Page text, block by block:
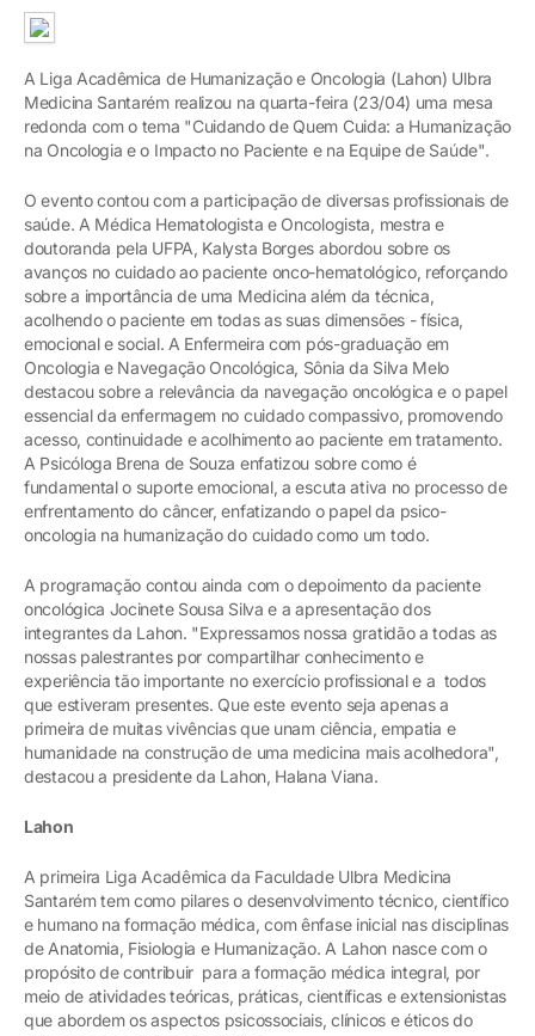
A Liga Acadêmica de Humanização e Oncologia (Lahon) Ulbra
Medicina Santarém realizou na quarta-feira (23/04) uma mesa
redonda com o tema "Cuidando de Quem Cuida: a Humanização
na Oncologia e o Impacto no Paciente e na Equipe de Saúde".
O evento contou com a participação de diversas profissionais de
saúde. A Médica Hematologista e Oncologista, mestra e
doutoranda pela UFPA, Kalysta Borges abordou sobre os
avanços no cuidado ao paciente onco-hematológico, reforçando
sobre a importância de uma Medicina além da técnica,
acolhendo o paciente em todas as suas dimensões - física,
emocional e social. A Enfermeira com pós-graduação em
Oncologia e Navegação Oncológica, Sônia da Silva Melo
destacou sobre a relevância da navegação oncológica e o papel
essencial da enfermagem no cuidado compassivo, promovendo
acesso, continuidade e acolhimento ao paciente em tratamento.
A Psicóloga Brena de Souza enfatizou sobre como é
fundamental o suporte emocional, a escuta ativa no processo de
enfrentamento do câncer, enfatizando o papel da psico-
oncologia na humanização do cuidado como um todo.
A programação contou ainda com o depoimento da paciente
oncológica Jocinete Sousa Silva e a apresentação dos
integrantes da Lahon. "Expressamos nossa gratidão a todas as
nossas palestrantes por compartilhar conhecimento e
experiência tão importante no exercício profissional e a todos
que estiveram presentes. Que este evento seja apenas a
primeira de muitas vivências que unam ciência, empatia e
humanidade na construção de uma medicina mais acolhedora",
destacou a presidente da Lahon, Halana Viana.
Lahon
A primeira Liga Acadêmica da Faculdade Ulbra Medicina
Santarém tem como pilares o desenvolvimento técnico, científico
e humano na formação médica, com ênfase inicial nas disciplinas
de Anatomia, Fisiologia e Humanização. A Lahon nasce com o
propósito de contribuir para a formação médica integral, por
meio de atividades teóricas, práticas, científicas e extensionistas
que abordem os aspectos psicossociais, clínicos e éticos do